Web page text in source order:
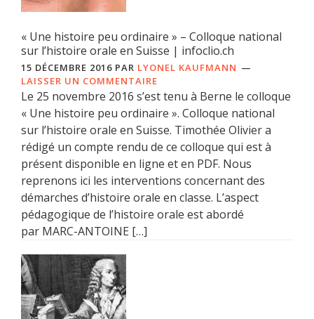
« Une histoire peu ordinaire » – Colloque national
sur l’histoire orale en Suisse | infoclio.ch
15 DÉCEMBRE 2016 PAR LYONEL KAUFMANN
LAISSER UN COMMENTAIRE
Le 25 novembre 2016 s’est tenu à Berne le colloque
« Une histoire peu ordinaire ». Colloque national
sur l’histoire orale en Suisse. Timothée Olivier a
rédigé un compte rendu de ce colloque qui est à
présent disponible en ligne et en PDF. Nous
reprenons ici les interventions concernant des
démarches d’histoire orale en classe. L’aspect
pédagogique de l’histoire orale est abordé
par MARC-ANTOINE […]